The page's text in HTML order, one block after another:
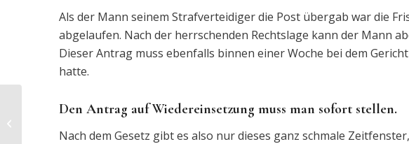
Als der Mann seinem Strafverteidiger die Post übergab war die
abgelaufen. Nach der herrschenden Rechtslage kann der Mann
Dieser Antrag muss ebenfalls binnen einer Woche bei dem
hatte.
Den Antrag auf Wiedereinsetzung muss man sofort stellen.
Nach dem Gesetz gibt es also nur dieses ganz schmale
Verleumdung und üble
ums Umgangsrecht